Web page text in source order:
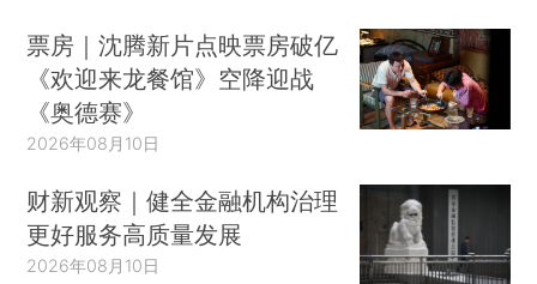
票房｜沈腾新片点映票房破亿
《欢迎来龙餐馆》空降迎战
《奥德赛》
2026年08月10日
财新观察｜健全金融机构治理
更好服务高质量发展
2026年08月10日